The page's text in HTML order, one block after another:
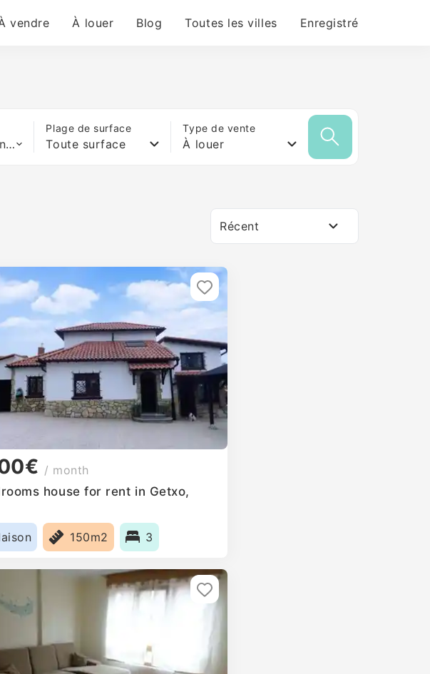
vendre À louer Blog Toutes les villes Enregistré
N'importe quel nombre de lits
Plage de surface
Toute surface
Type de vente
À louer
Récent
/ month
house for rent in Getxo,
150m2 3